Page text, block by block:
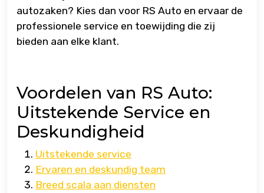
autozaken? Kies dan voor RS Auto en ervaar de
professionele service en toewijding die zij
bieden aan elke klant.
Voordelen van RS Auto:
Uitstekende Service en
Deskundigheid
Uitstekende service
Ervaren en deskundig team
Breed scala aan diensten